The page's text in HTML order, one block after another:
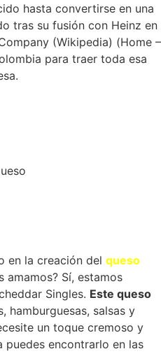
hasta convertirse en una
tras su fusión con Heinz en
(Wikipedia)​​ (Home –
para traer toda esa
en la creación del queso
amamos? Sí, estamos
Singles. Este queso
hamburguesas, salsas y
un toque cremoso y
puedes encontrarlo en las